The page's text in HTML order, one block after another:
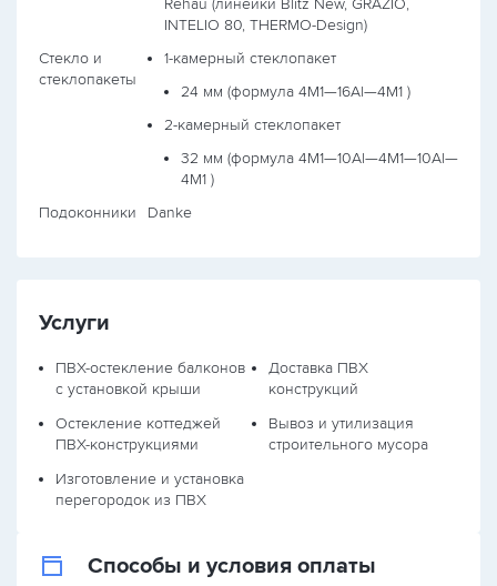
Rehau (линейки Blitz New, GRAZIO,
INTELIO 80, THERMO-Design)
Стекло и
стеклопакеты
1-камерный стеклопакет
24 мм (формула 4М1—16Al—4М1 )
2-камерный стеклопакет
32 мм (формула 4М1—10Al—4М1—10Al—
4М1 )
Подоконники
Danke
Услуги
ПВХ-остекление балконов
с установкой крыши
Остекление коттеджей
ПВХ-конструкциями
Изготовление и установка
перегородок из ПВХ
Доставка ПВХ
конструкций
Вывоз и утилизация
строительного мусора
Способы и условия оплаты